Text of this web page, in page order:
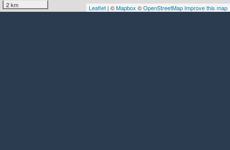
2 km Leaflet | ©Mapbox ©OpenStreetMap Improve this map